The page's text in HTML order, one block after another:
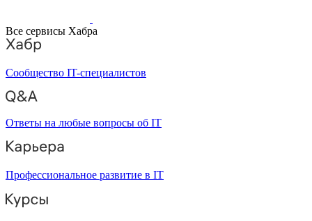
Все сервисы Хабра
Сообщество IT-специалистов
Ответы на любые вопросы об IT
Профессиональное развитие в IT